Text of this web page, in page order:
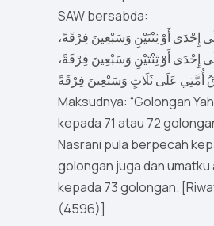
SAW bersabda:
إِحْدَى أَوْ ثِنْتَيْنِ وَسَبْعِينَ فِرْقَةً،
إِحْدَى أَوْ ثِنْتَيْنِ وَسَبْعِينَ فِرْقَةً،
أُمَّتِي عَلَى ثَلَاثٍ وَسَبْعِينَ فِرْقَةً
Maksudnya: “Golongan
kepada 71 atau 72
Nasrani pula berpecah
golongan juga dan
kepada 73 golongan.
(4596)]